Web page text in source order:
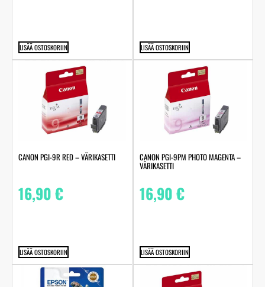
LISÄÄ OSTOSKORIIN LISÄÄ OSTOSKORIIN
CANON PGI-9R RED – VÄRIKASETTI
16,90€
LISÄÄ OSTOSKORIIN
CANON PGI-9PM PHOTO MAGENTA –
VÄRIKASETTI
16,90€
LISÄÄ OSTOSKORIIN